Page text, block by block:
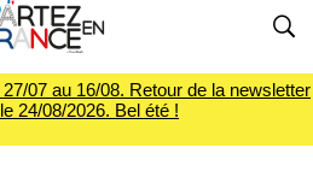
07 au 16/08. Retour de la newsletter
24/08/2026. Bel été !